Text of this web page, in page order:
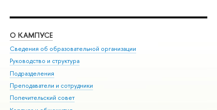
О КАМПУСЕ
Сведения об образовательной организации
Руководство и структура
Подразделения
Преподаватели и сотрудники
Попечительский совет